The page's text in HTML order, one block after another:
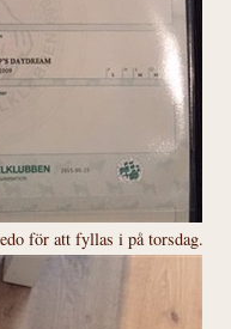
för att fyllas i på torsdag.